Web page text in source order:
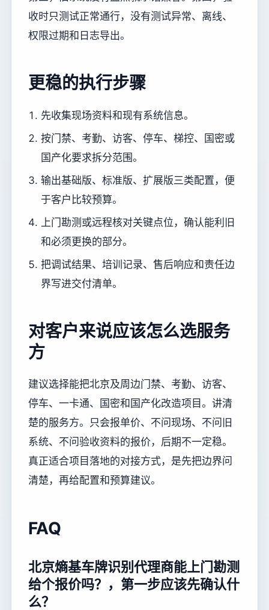
收时只测试正常通行，没有测试异常、离线、
权限过期和日志导出。
更稳的执行步骤
先收集现场资料和现有系统信息。
按门禁、考勤、访客、停车、梯控、国密或
国产化要求拆分范围。
输出基础版、标准版、扩展版三类配置，便
于客户比较预算。
上门勘测或远程核对关键点位，确认能利旧
和必须更换的部分。
把调试结果、培训记录、售后响应和责任边
界写进交付清单。
对客户来说应该怎么选服务
方
建议选择能把北京及周边门禁、考勤、访客、
停车、一卡通、国密和国产化改造项目。讲清
楚的服务方。只会报单价、不问现场、不问旧
系统、不问验收资料的报价，后期不一定稳。
真正适合项目落地的对接方式，是先把边界问
清楚，再给配置和预算建议。
FAQ
北京熵基车牌识别代理商能上门勘测
给个报价吗？，第一步应该先确认什
么？